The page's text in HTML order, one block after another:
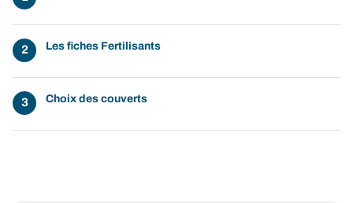
Les fiches Fertilisants
Choix des couverts